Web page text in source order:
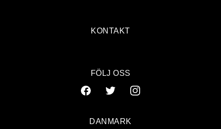
KONTAKT
FÖLJ OSS
DANMARK